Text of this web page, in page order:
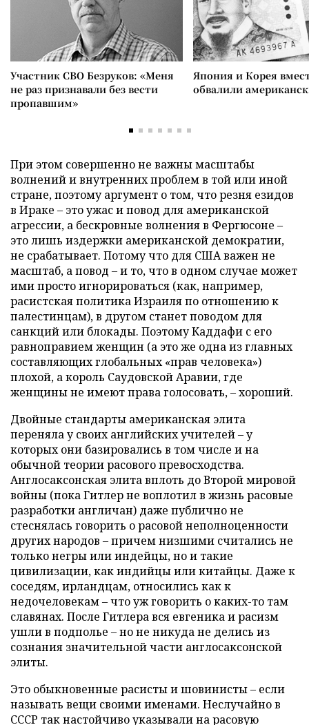
Участник СВО Безруков: «Меня
не раз признавали без вести
пропавшим»
Япония и Корея
обвалили
При этом совершенно не важны масштабы
волнений и внутренних проблем в той или иной
стране, поэтому аргумент о том, что резня езидов
в Ираке – это ужас и повод для американской
агрессии, а бескровные волнения в Фергюсоне –
это лишь издержки американской демократии,
не срабатывает. Потому что для США важен не
масштаб, а повод – и то, что в одном случае может
ими просто игнорироваться (как, например,
расистская политика Израиля по отношению к
палестинцам), в другом станет поводом для
санкций или блокады. Поэтому Каддафи с его
равноправием женщин (а это же одна из главных
составляющих глобальных «прав человека»)
плохой, а король Саудовской Аравии, где
женщины не имеют права голосовать, – хороший.
Двойные стандарты американская элита
переняла у своих английских учителей – у
которых они базировались в том числе и на
обычной теории расового превосходства.
Англосаксонская элита вплоть до Второй мировой
войны (пока Гитлер не воплотил в жизнь расовые
разработки англичан) даже публично не
стеснялась говорить о расовой неполноценности
других народов – причем низшими считались не
только негры или индейцы, но и такие
цивилизации, как индийцы или китайцы. Даже к
соседям, ирландцам, относились как к
недочеловекам – что уж говорить о каких-то там
славянах. После Гитлера вся евгеника и расизм
ушли в подполье – но не никуда не делись из
сознания значительной части англосаксонской
элиты.
Это обыкновенные расисты и шовинисты – если
называть вещи своими именами. Неслучайно в
СССР так настойчиво указывали на расовую